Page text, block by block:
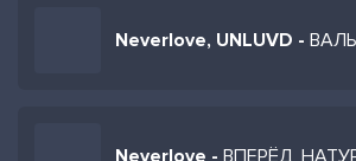
Neverlove, UNLUVD -
Neverlove - ВПЕРЁД,